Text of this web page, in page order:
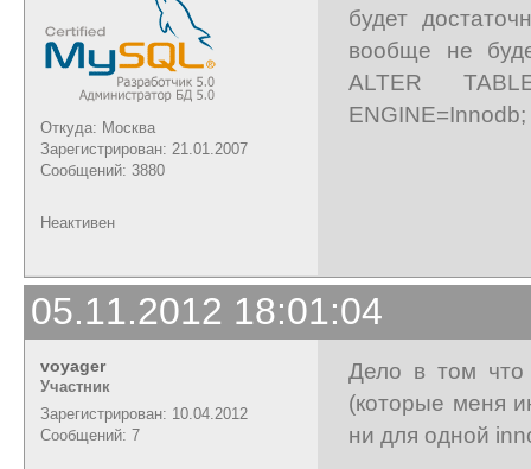
Откуда: Москва
Зарегистрирован: 21.01.2007
Сообщений: 3880
будет
вообще не
ALTER
ENGINE=Innodb;
Неактивен
05.11.2012 18:01:04
voyager
Участник
Зарегистрирован: 10.04.2012
Сообщений: 7
Дело в том что
(которые меня
ни для одной